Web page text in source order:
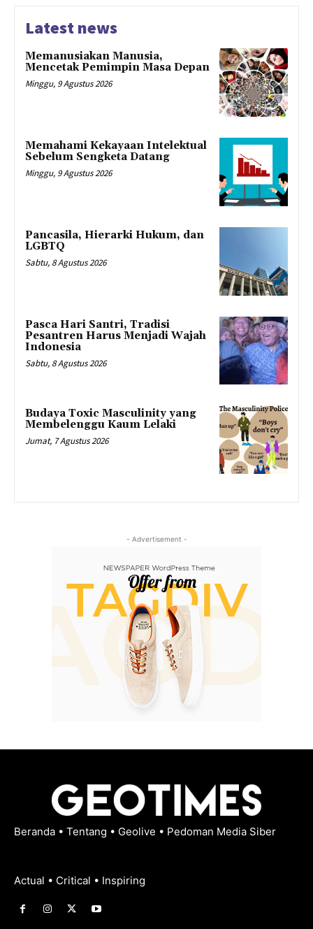
Latest news
Memanusiakan Manusia,
Mencetak Pemimpin Masa Depan
Minggu, 9 Agustus 2026
Memahami Kekayaan Intelektual
Sebelum Sengketa Datang
Minggu, 9 Agustus 2026
Pancasila, Hierarki Hukum, dan
LGBTQ
Sabtu, 8 Agustus 2026
Pasca Hari Santri, Tradisi
Pesantren Harus Menjadi Wajah
Indonesia
Sabtu, 8 Agustus 2026
Budaya Toxic Masculinity yang
Membelenggu Kaum Lelaki
Jumat, 7 Agustus 2026
- Advertisement -
Beranda • Tentang • Geolive • Pedoman Media Siber
Actual • Critical • Inspiring